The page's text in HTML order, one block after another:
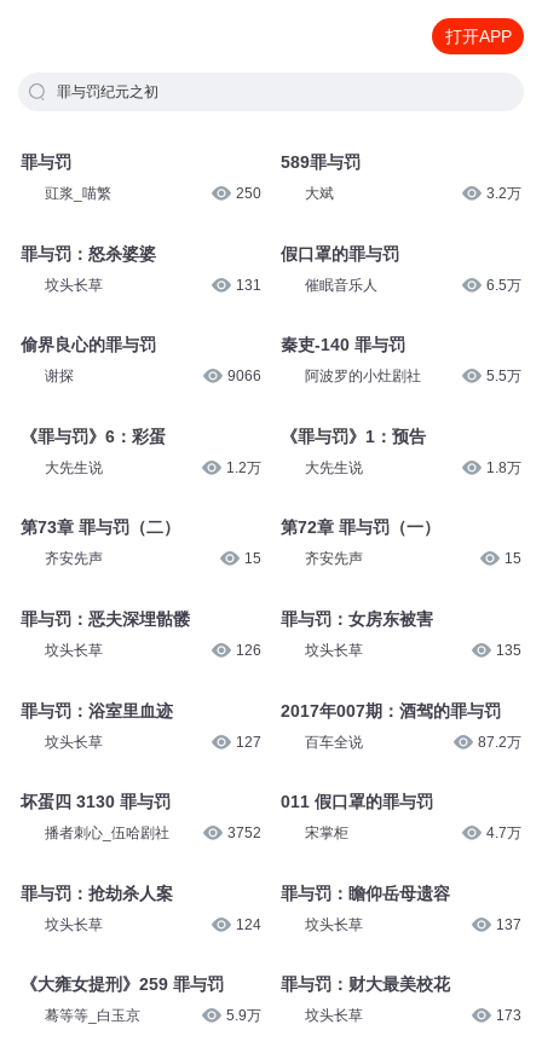
打开APP
罪与罚纪元之初
罪与罚
豇浆_喵繁 250
罪与罚：怒杀婆婆
坟头长草 131
偷界良心的罪与罚
谢探 9066
《罪与罚》6：彩蛋
大先生说 1.2万
第73章 罪与罚（二）
齐安先声 15
罪与罚：恶夫深埋骷髅
坟头长草 126
罪与罚：浴室里血迹
坟头长草 127
坏蛋四 3130 罪与罚
播者刺心_伍哈剧社 3752
罪与罚：抢劫杀人案
坟头长草 124
《大雍女提刑》259 罪与罚
蓦等等_白玉京 5.9万
589罪与罚
大斌 3.2万
假口罩的罪与罚
催眠音乐人 6.5万
秦吏-140 罪与罚
阿波罗的小灶剧社 5.5万
《罪与罚》1：预告
大先生说 1.8万
第72章 罪与罚（一）
齐安先声 15
罪与罚：女房东被害
坟头长草 135
2017年007期：酒驾的罪与罚
百车全说 87.2万
011 假口罩的罪与罚
宋掌柜 4.7万
罪与罚：瞻仰岳母遗容
坟头长草 137
罪与罚：财大最美校花
坟头长草 173